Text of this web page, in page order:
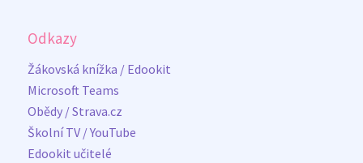
Odkazy
Žákovská knížka / Edookit
Microsoft Teams
Obědy / Strava.cz
Školní TV / YouTube
Edookit učitelé